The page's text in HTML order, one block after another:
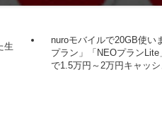
生
nuroモバイルで20GB使い
プラン」「NEOプラン
で1.5万円～2万円キャッシ